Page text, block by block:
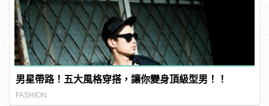
男星帶路！五大風格穿搭，讓你變身頂級型男！！
FASHION